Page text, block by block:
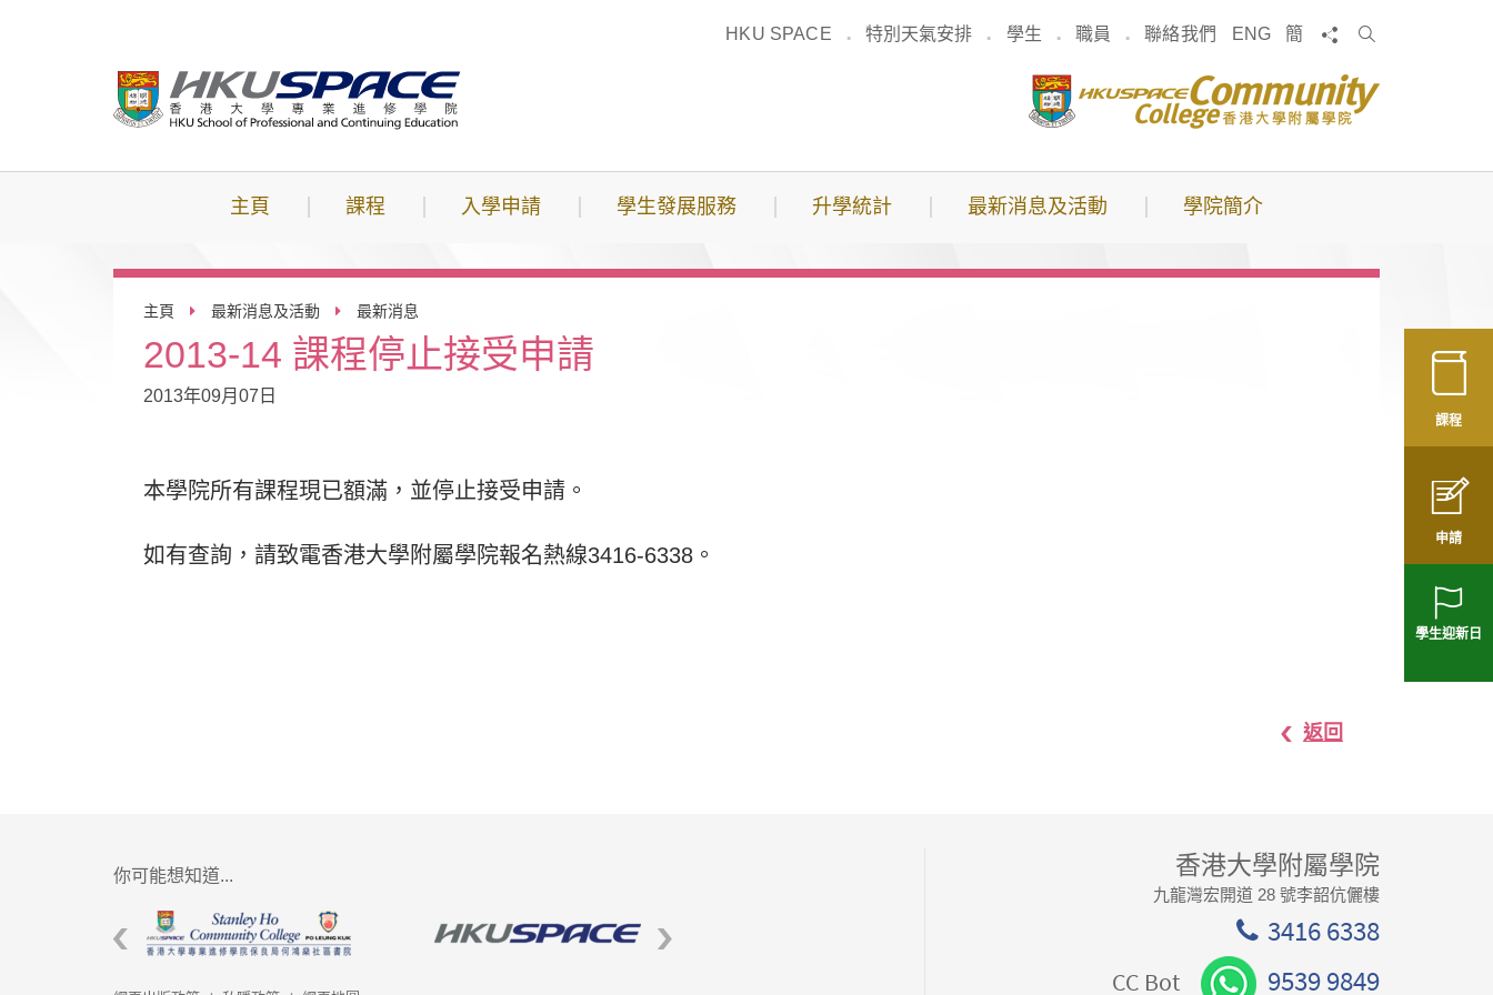
HKU SPACE 特別天氣安排 學生 職員 聯絡我們 ENG 簡 分享
搜
主頁 課程 入學申請 學生發展服務 升學統計 最新消息及活動 學院簡介
課程
申請
學生迎新日
主頁 最新消息及活動 最新消息
2013-14 課程停止接受申請
2013年09月07日
本學院所有課程現已額滿，並停止接受申請。
如有查詢，請致電香港大學附屬學院報名熱線3416-6338。
返回
你可能想知道... 香港大學附屬學院
九龍灣宏開道 28 號李韶伉儷樓
3416 6338
CC Bot 9539 9849